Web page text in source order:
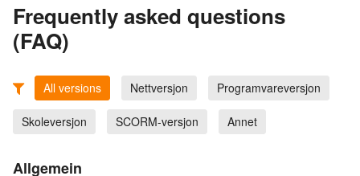
Frequently asked questions
(FAQ)
All versions Nettversjon Programvareversjon
Skoleversjon SCORM-versjon Annet
Allgemein